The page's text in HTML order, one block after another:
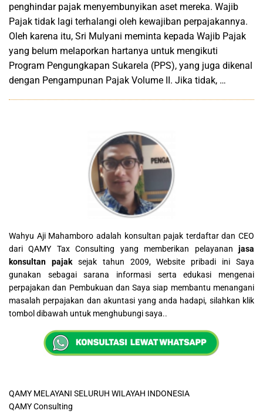
penghindar pajak menyembunyikan aset mereka. Wajib
Pajak tidak lagi terhalangi oleh kewajiban perpajakannya.
Oleh karena itu, Sri Mulyani meminta kepada Wajib Pajak
yang belum melaporkan hartanya untuk mengikuti
Program Pengungkapan Sukarela (PPS), yang juga dikenal
dengan Pengampunan Pajak Volume II. Jika tidak, …
Wahyu Aji Mahamboro adalah konsultan pajak terdaftar dan CEO
dari QAMY Tax Consulting yang memberikan pelayanan jasa
konsultan pajaksejak tahun 2009, Website pribadi ini Saya
gunakan sebagai sarana informasi serta edukasi mengenai
perpajakan dan Pembukuan dan Saya siap membantu menangani
masalah perpajakan dan akuntasi yang anda hadapi, silahkan klik
tombol dibawah untuk menghubungi saya..
QAMY MELAYANI SELURUH WILAYAH INDONESIA
QAMY Consulting